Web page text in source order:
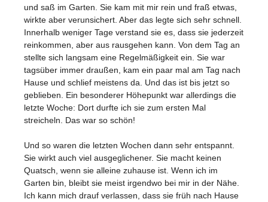
und saß im Garten. Sie kam mit mir rein und fraß etwas,
wirkte aber verunsichert. Aber das legte sich sehr schnell.
Innerhalb weniger Tage verstand sie es, dass sie jederzeit
reinkommen, aber aus rausgehen kann. Von dem Tag an
stellte sich langsam eine Regelmäßigkeit ein. Sie war
tagsüber immer draußen, kam ein paar mal am Tag nach
Hause und schlief meistens da. Und das ist bis jetzt so
geblieben. Ein besonderer Höhepunkt war allerdings die
letzte Woche: Dort durfte ich sie zum ersten Mal
streicheln. Das war so schön!
Und so waren die letzten Wochen dann sehr entspannt.
Sie wirkt auch viel ausgeglichener. Sie macht keinen
Quatsch, wenn sie alleine zuhause ist. Wenn ich im
Garten bin, bleibt sie meist irgendwo bei mir in der Nähe.
Ich kann mich drauf verlassen, dass sie früh nach Hause